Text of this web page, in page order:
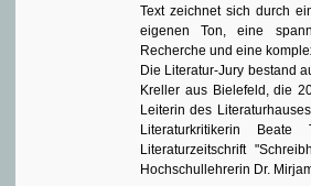
Text zeichnet sich durch
eigenen Ton, eine
Recherche und eine
Die Literatur-Jury bestand
Kreller aus Bielefeld, die
Leiterin des
Literaturkritikerin
Literaturzeitschrift
Hochschullehrerin Dr.